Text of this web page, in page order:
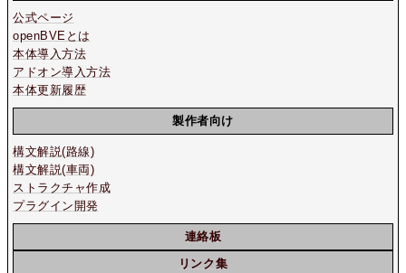
公式ページ
openBVEとは
本体導入方法
アドオン導入方法
本体更新履歴
製作者向け
構文解説(路線)
構文解説(車両)
ストラクチャ作成
プラグイン開発
連絡板
リンク集